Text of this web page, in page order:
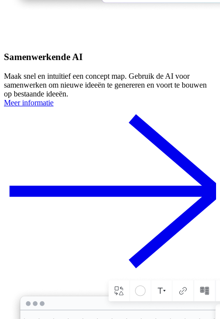
Samenwerkende AI
Maak snel en intuïtief een concept map. Gebruik de AI voor
samenwerken om nieuwe ideeën te genereren en voort te bouwen
op bestaande ideeën.
Meer informatie